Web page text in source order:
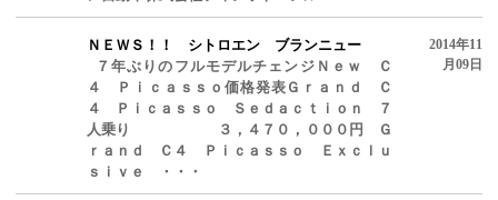
ＮＥＷＳ！！ シトロエン ブランニュー
７年ぶりのフルモデルチェンジＮｅｗ Ｃ
４ Ｐｉｃａｓｓｏ価格発表Ｇｒａｎｄ Ｃ
４ Ｐｉｃａｓｓｏ Ｓｅｄａｃｔｉｏｎ ７
人乗り ３，４７０，０００円 Ｇ
ｒａｎｄ Ｃ４ Ｐｉｃａｓｓｏ Ｅｘｃｌｕ
ｓｉｖｅ ・・・
2014年11
月09日